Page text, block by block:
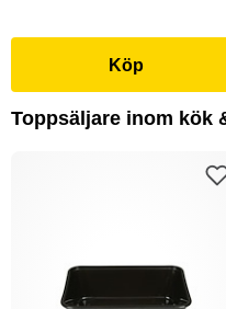
Köp
Toppsäljare inom kök